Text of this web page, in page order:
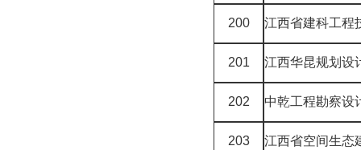
200 江西省建科工程
201 江西华昆规划设
202 中乾工程勘察设
203 江西省空间生态